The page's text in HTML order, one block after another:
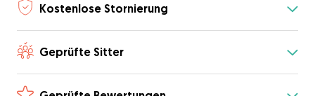
Kostenlose Stornierung
Geprüfte Sitter